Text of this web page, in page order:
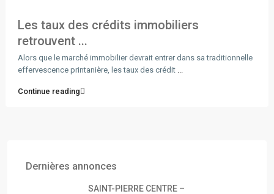
Les taux des crédits immobiliers
retrouvent ...
Alors que le marché immobilier devrait entrer dans sa traditionnelle
effervescence printanière, les taux des crédit
Continue reading
Dernières annonces
SAINT-PIERRE CENTRE –